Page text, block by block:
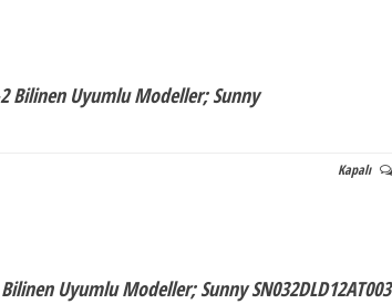
2 Bilinen Uyumlu Modeller; Sunny
Kapalı
Uyumlu Modeller; Sunny SN032DLD12AT003